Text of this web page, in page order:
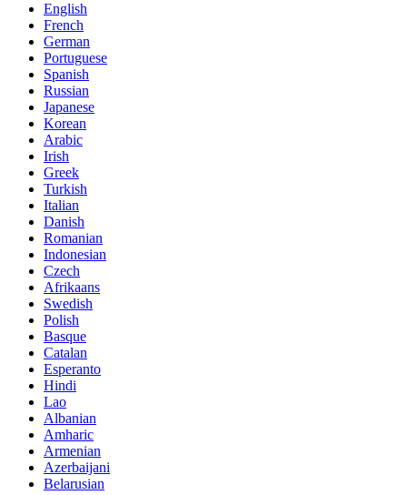
English
French
German
Portuguese
Spanish
Russian
Japanese
Korean
Arabic
Irish
Greek
Turkish
Italian
Danish
Romanian
Indonesian
Czech
Afrikaans
Swedish
Polish
Basque
Catalan
Esperanto
Hindi
Lao
Albanian
Amharic
Armenian
Azerbaijani
Belarusian